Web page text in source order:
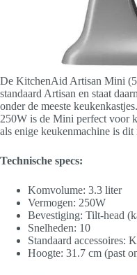
De KitchenAid Artisan Mini
standaard Artisan en staat
onder de meeste
250W is de Mini perfect voor
als enige keukenmachine is dit
Technische specs:
Komvolume: 3.3 liter
Vermogen: 250W
Bevestiging: Tilt-head
Snelheden: 10
Standaard accessoires:
Hoogte: 31.7 cm (past